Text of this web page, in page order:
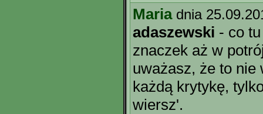
Maria dnia
adaszewski - co
znaczek aż w
uważasz, że to
każdą krytykę,
wiersz'.